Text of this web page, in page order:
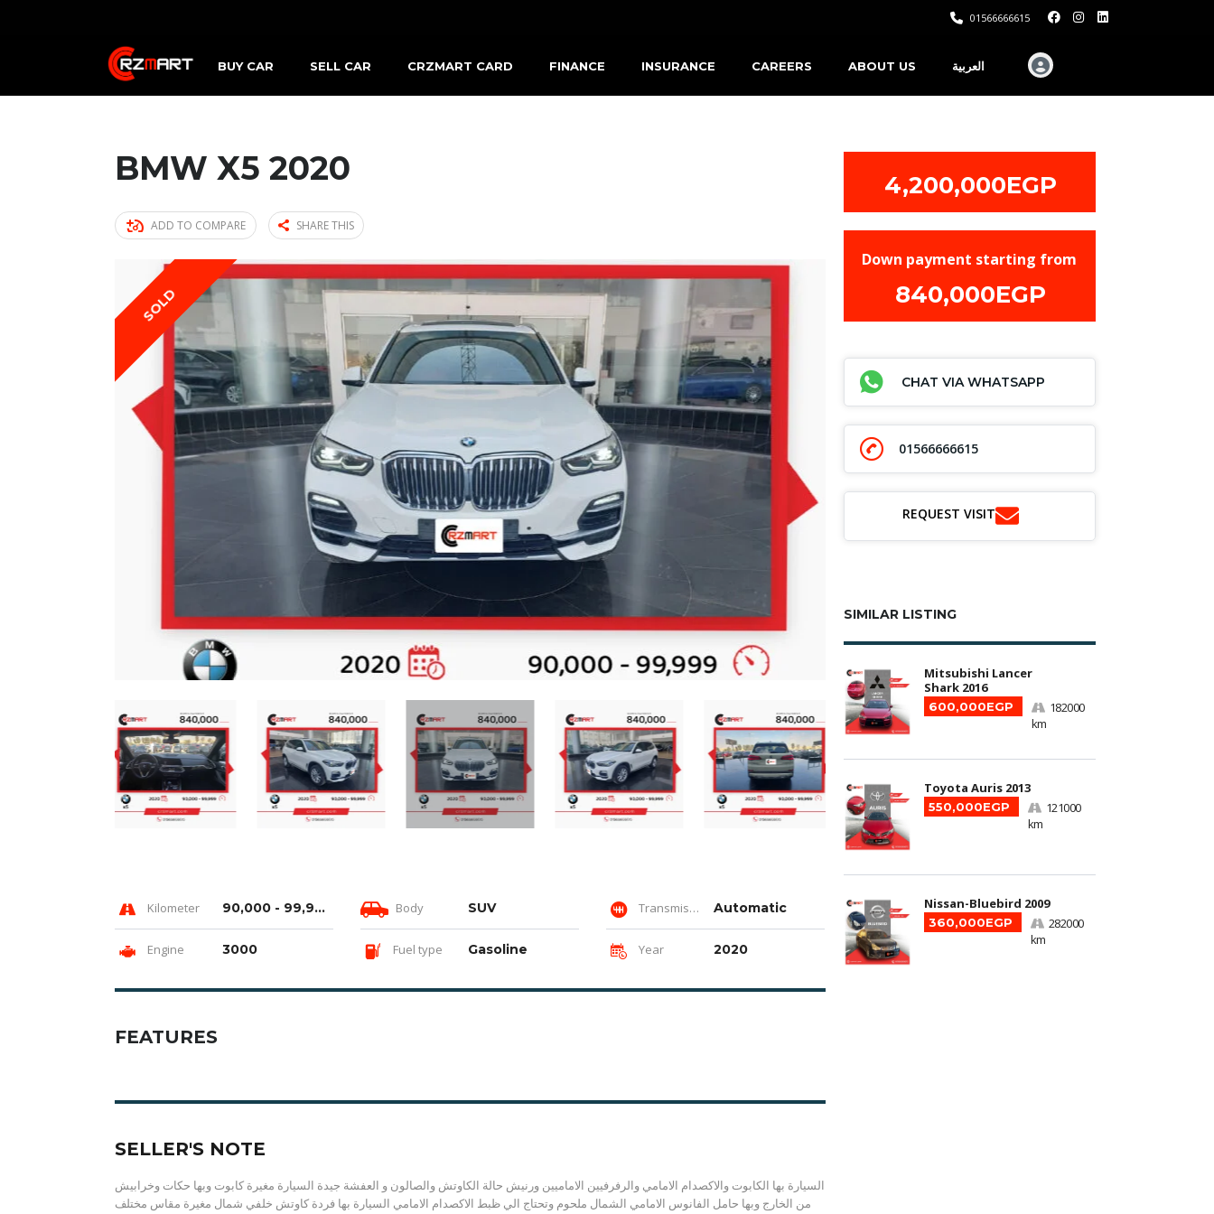
01566666615
BUY CAR SELL CAR CRZMART CARD FINANCE INSURANCE CAREERS ABOUT US العربية
BMW X5 2020
ADD TO COMPARE SHARE THIS
SOLD
Kilometer 90,000 - 99,999 km Body SUV Transmission Automatic
Engine 3000 Fuel type Gasoline Year 2020
FEATURES
SELLER'S NOTE
السيارة بها الكابوت والاكصدام الامامي والرفرفيين الاماميين ورنيش حالة الكاوتش والصالون و العفشة جيدة السيارة مغيرة كابوت وبها حكات وخرابيش
من الخارج وبها حامل الفانوس الامامي الشمال ملحوم وتحتاج الي ظبط الاكصدام الامامي السيارة بها فردة كاوتش خلفي شمال مغيرة مقاس مختلف
4,200,000EGP
Down payment starting from
840,000EGP
CHAT VIA WHATSAPP
01566666615
REQUEST VISIT
SIMILAR LISTING
Mitsubishi Lancer
Shark 2016
600,000EGP
182000
km
Toyota Auris 2013
550,000EGP
121000
km
Nissan-Bluebird 2009
360,000EGP
282000
km